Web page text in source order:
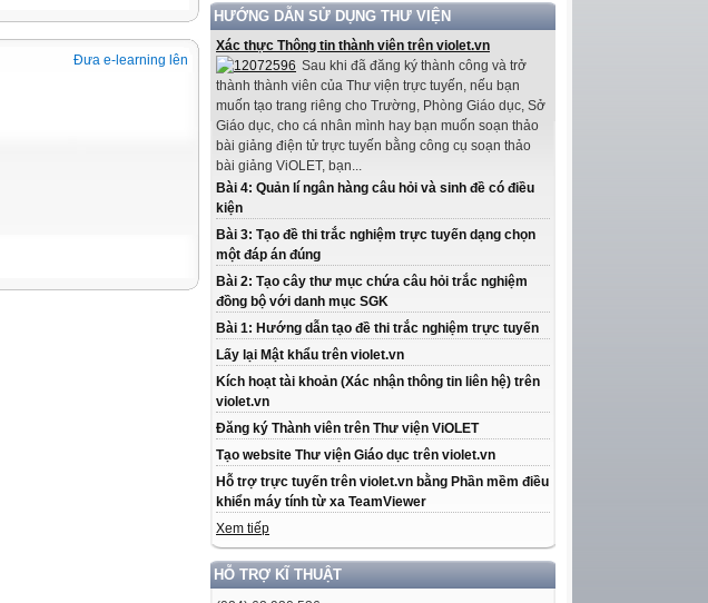
HƯỚNG DẪN SỬ DỤNG THƯ VIỆN
Xác thực Thông tin thành viên trên violet.vn
Sau khi đã đăng ký thành công và trở
thành thành viên của Thư viện trực tuyến, nếu bạn
muốn tạo trang riêng cho Trường, Phòng Giáo dục, Sở
Giáo dục, cho cá nhân mình hay bạn muốn soạn thảo
bài giảng điện tử trực tuyến bằng công cụ soạn thảo
bài giảng ViOLET, bạn...
Bài 4: Quản lí ngân hàng câu hỏi và sinh đề có điều
kiện
Bài 3: Tạo đề thi trắc nghiệm trực tuyến dạng chọn
một đáp án đúng
Bài 2: Tạo cây thư mục chứa câu hỏi trắc nghiệm
đồng bộ với danh mục SGK
Bài 1: Hướng dẫn tạo đề thi trắc nghiệm trực tuyến
Lấy lại Mật khẩu trên violet.vn
Kích hoạt tài khoản (Xác nhận thông tin liên hệ) trên
violet.vn
Đăng ký Thành viên trên Thư viện ViOLET
Tạo website Thư viện Giáo dục trên violet.vn
Hỗ trợ trực tuyến trên violet.vn bằng Phần mềm điều
khiển máy tính từ xa TeamViewer
Xem tiếp
HỖ TRỢ KĨ THUẬT
Đưa e-learning lên